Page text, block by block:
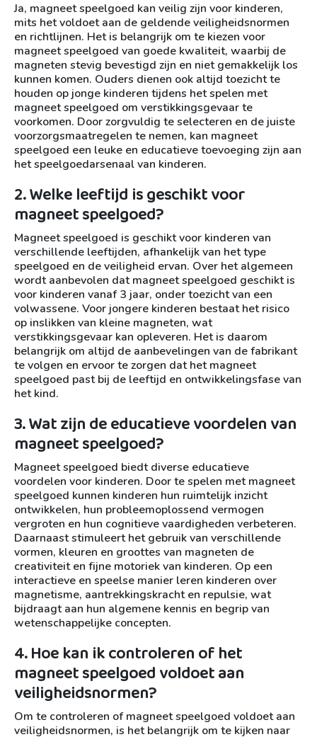
Ja, magneet speelgoed kan veilig zijn voor kinderen,
mits het voldoet aan de geldende veiligheidsnormen
en richtlijnen. Het is belangrijk om te kiezen voor
magneet speelgoed van goede kwaliteit, waarbij de
magneten stevig bevestigd zijn en niet gemakkelijk los
kunnen komen. Ouders dienen ook altijd toezicht te
houden op jonge kinderen tijdens het spelen met
magneet speelgoed om verstikkingsgevaar te
voorkomen. Door zorgvuldig te selecteren en de juiste
voorzorgsmaatregelen te nemen, kan magneet
speelgoed een leuke en educatieve toevoeging zijn aan
het speelgoedarsenaal van kinderen.
2. Welke leeftijd is geschikt voor
magneet speelgoed?
Magneet speelgoed is geschikt voor kinderen van
verschillende leeftijden, afhankelijk van het type
speelgoed en de veiligheid ervan. Over het algemeen
wordt aanbevolen dat magneet speelgoed geschikt is
voor kinderen vanaf 3 jaar, onder toezicht van een
volwassene. Voor jongere kinderen bestaat het risico
op inslikken van kleine magneten, wat
verstikkingsgevaar kan opleveren. Het is daarom
belangrijk om altijd de aanbevelingen van de fabrikant
te volgen en ervoor te zorgen dat het magneet
speelgoed past bij de leeftijd en ontwikkelingsfase van
het kind.
3. Wat zijn de educatieve voordelen van
magneet speelgoed?
Magneet speelgoed biedt diverse educatieve
voordelen voor kinderen. Door te spelen met magneet
speelgoed kunnen kinderen hun ruimtelijk inzicht
ontwikkelen, hun probleemoplossend vermogen
vergroten en hun cognitieve vaardigheden verbeteren.
Daarnaast stimuleert het gebruik van verschillende
vormen, kleuren en groottes van magneten de
creativiteit en fijne motoriek van kinderen. Op een
interactieve en speelse manier leren kinderen over
magnetisme, aantrekkingskracht en repulsie, wat
bijdraagt aan hun algemene kennis en begrip van
wetenschappelijke concepten.
4. Hoe kan ik controleren of het
magneet speelgoed voldoet aan
veiligheidsnormen?
Om te controleren of magneet speelgoed voldoet aan
veiligheidsnormen, is het belangrijk om te kijken naar